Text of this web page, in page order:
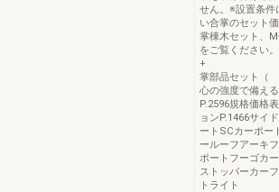
せん。※設置条件
い合掌のセット
掌棟木セット、
をご覧く
+ ）基本
掌部品セッ
心の強度で備え
P.2596規格価格
ョンP.1466サイ
ートSCカーポー
ールーフアーキ
ポートフーゴカ
ストッパーカー
トライト